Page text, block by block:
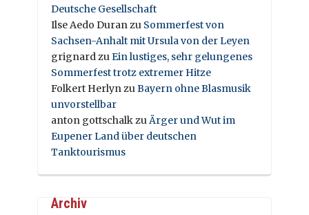
Deutsche Gesellschaft
Ilse Aedo Duran zu Sommerfest von
Sachsen-Anhalt mit Ursula von der Leyen
grignard zu Ein lustiges, sehr gelungenes
Sommerfest trotz extremer Hitze
Folkert Herlyn zu Bayern ohne Blasmusik
unvorstellbar
anton gottschalk zu Ärger und Wut im
Eupener Land über deutschen
Tanktourismus
Archiv